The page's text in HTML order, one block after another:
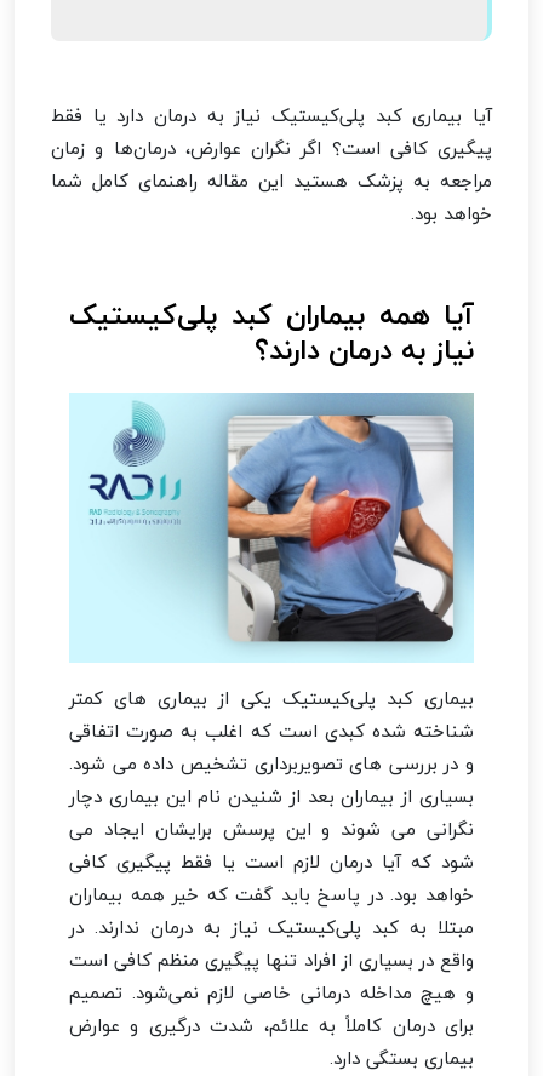
آیا بیماری کبد پلی‌کیستیک نیاز به درمان دارد یا فقط
پیگیری کافی است؟ اگر نگران عوارض، درمان‌ها و زمان
مراجعه به پزشک هستید این مقاله راهنمای کامل شما
خواهد بود.
آیا همه بیماران کبد پلی‌کیستیک
نیاز به درمان دارند؟
بیماری کبد پلی‌کیستیک یکی از بیماری های کمتر
شناخته شده کبدی است که اغلب به صورت اتفاقی
و در بررسی های تصویربرداری تشخیص داده می شود.
بسیاری از بیماران بعد از شنیدن نام این بیماری دچار
نگرانی می شوند و این پرسش برایشان ایجاد می
شود که آیا درمان لازم است یا فقط پیگیری کافی
خواهد بود. در پاسخ باید گفت که خیر همه بیماران
مبتلا به کبد پلی‌کیستیک نیاز به درمان ندارند. در
واقع در بسیاری از افراد تنها پیگیری منظم کافی است
و هیچ مداخله درمانی خاصی لازم نمی‌شود. تصمیم
برای درمان کاملاً به علائم، شدت درگیری و عوارض
بیماری بستگی دارد.